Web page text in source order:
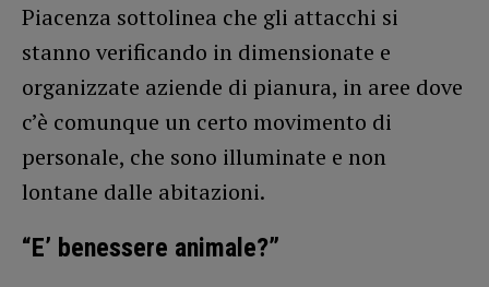
Piacenza sottolinea che gli attacchi si
stanno verificando in dimensionate e
organizzate aziende di pianura, in aree dove
c’è comunque un certo movimento di
personale, che sono illuminate e non
lontane dalle abitazioni.
“E’ benessere animale?”